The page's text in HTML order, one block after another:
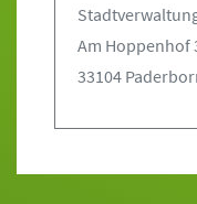
Am Hoppenhof
33104